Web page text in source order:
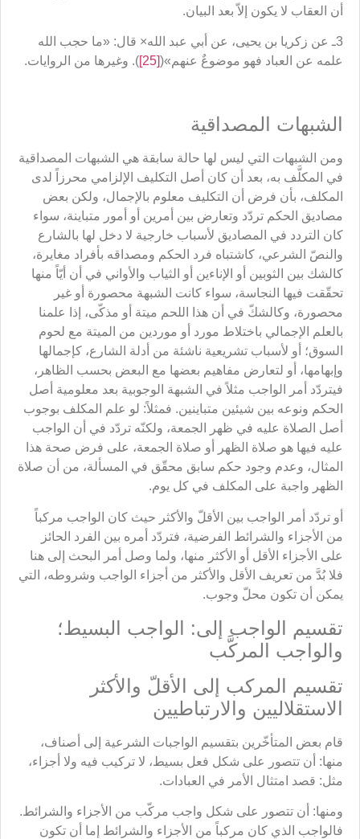
أن العقاب لا يكون إلاّ بعد البيان.
3ـ عن زكريا بن يحيى، عن أبي عبد الله× قال: «ما حجب الله
علمه عن العباد فهو موضوعٌ عنهم»(
). وغيرها من الروايات.
الشبهات المصداقية
ومن الشبهات التي ليس لها حالة سابقة هي الشبهات المصداقية
في المكلَّف به، بعد أن كان أصل التكليف الإلزامي محرزاً لدى
المكلف، بأن فرض أن التكليف معلوم بالإجمال، ولكن بعض
مصاديق الحكم تردّد وتعارض بين أمرين أو أمور متباينة، سواء
كان التردد في المصاديق لأسباب خارجية لا دخل لها بالشارع
والنصّ الشرعي، كاشتباه فرد الحكم ومصداقه بأفراد مغايرة،
كالشك بين الثوبين أو الإناءين أو الثياب والأواني في أن أيّاً منها
تحقّقت فيها النجاسة، سواء كانت الشبهة محصورة أو غير
محصورة، وكالشكّ في أن هذا اللحم ميتة أو مذكّى، إذا علمنا
بالعلم الإجمالي باختلاط مورد أو موردين من الميتة مع لحوم
السوق؛ أو لأسباب تشريعية ناشئة من أدلة الشارع، كإجمالها
وإبهامها، أو لتعارض مفاهيم بعضها مع البعض بحسب الظاهر،
فيتردّد أمر الواجب مثلاً في الشبهة الوجوبية بعد معلومية أصل
الحكم ونوعه بين شيئين متباينين. فمثلاً: لو علم المكلف بوجوب
أصل الصلاة عليه في ظهر الجمعة، ولكنّه تردّد في أن الواجب
عليه فيها هو صلاة الظهر أو صلاة الجمعة، على فرض صحة هذا
المثال، وعدم وجود حكم سابق محقّق في المسألة، من أن صلاة
الظهر واجبة على المكلف في كل يوم.
أو تردّد أمر الواجب بين الأقلّ والأكثر حيث كان الواجب مركباً
من الأجزاء والشرائط الفرضية، فتردّد أمره بين الفرد الحائز
على الأجزاء الأقل أو الأكثر منها، ولما وصل أمر البحث إلى هنا
فلا بُدَّ من تعريف الأقل والأكثر من أجزاء الواجب وشروطه، التي
يمكن أن تكون محلّ وجوب.
تقسيم الواجب إلى: الواجب البسيط؛
والواجب المركَّب
تقسيم المركب إلى الأقلّ والأكثر
الاستقلاليين والارتباطيين
قام بعض المتأخّرين بتقسيم الواجبات الشرعية إلى أصناف،
منها: أن تتصور على شكل فعل بسيط، لا تركيب فيه ولا أجزاء،
مثل: قصد امتثال الأمر في العبادات.
ومنها: أن تتصور على شكل واجب مركّب من الأجزاء والشرائط.
فالواجب الذي كان مركباً من الأجزاء والشرائط إما أن تكون